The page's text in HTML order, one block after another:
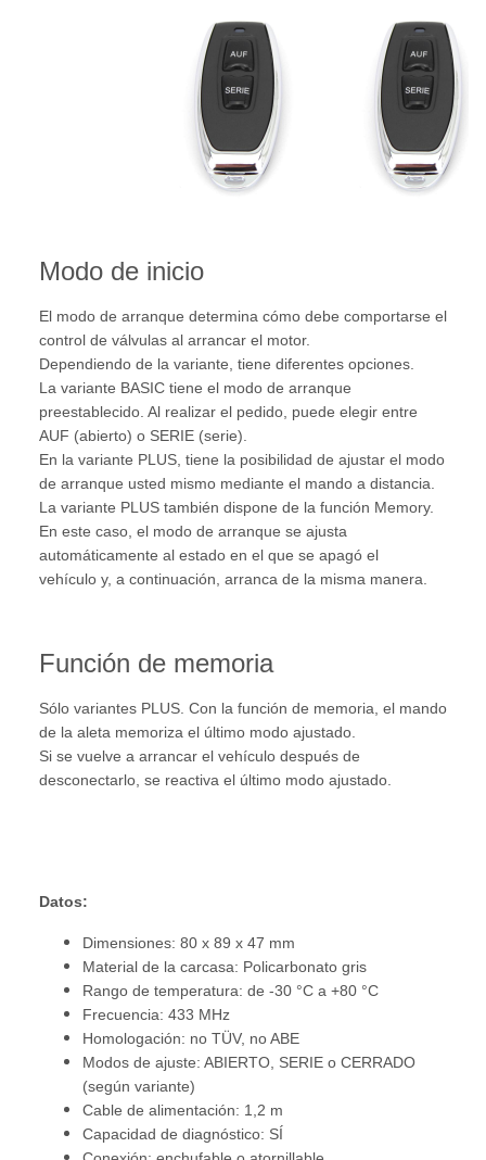
Modo de inicio
El modo de arranque determina cómo debe comportarse el
control de válvulas al arrancar el motor.
Dependiendo de la variante, tiene diferentes opciones.
La variante BASIC tiene el modo de arranque
preestablecido. Al realizar el pedido, puede elegir entre
AUF (abierto) o SERIE (serie).
En la variante PLUS, tiene la posibilidad de ajustar el modo
de arranque usted mismo mediante el mando a distancia.
La variante PLUS también dispone de la función Memory.
En este caso, el modo de arranque se ajusta
automáticamente al estado en el que se apagó el
vehículo y, a continuación, arranca de la misma manera.
Función de memoria
Sólo variantes PLUS. Con la función de memoria, el mando
de la aleta memoriza el último modo ajustado.
Si se vuelve a arrancar el vehículo después de
desconectarlo, se reactiva el último modo ajustado.
Datos:
Dimensiones: 80 x 89 x 47 mm
Material de la carcasa: Policarbonato gris
Rango de temperatura: de -30 °C a +80 °C
Frecuencia: 433 MHz
Homologación: no TÜV, no ABE
Modos de ajuste: ABIERTO, SERIE o CERRADO
(según variante)
Cable de alimentación: 1,2 m
Capacidad de diagnóstico: SÍ